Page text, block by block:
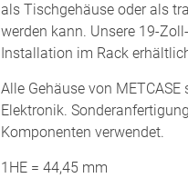
als Tischgehäuse oder als
werden kann. Unsere 19-
Installation im Rack
Alle Gehäuse von
Elektronik.
Komponenten verwendet.
1HE = 44,45 mm